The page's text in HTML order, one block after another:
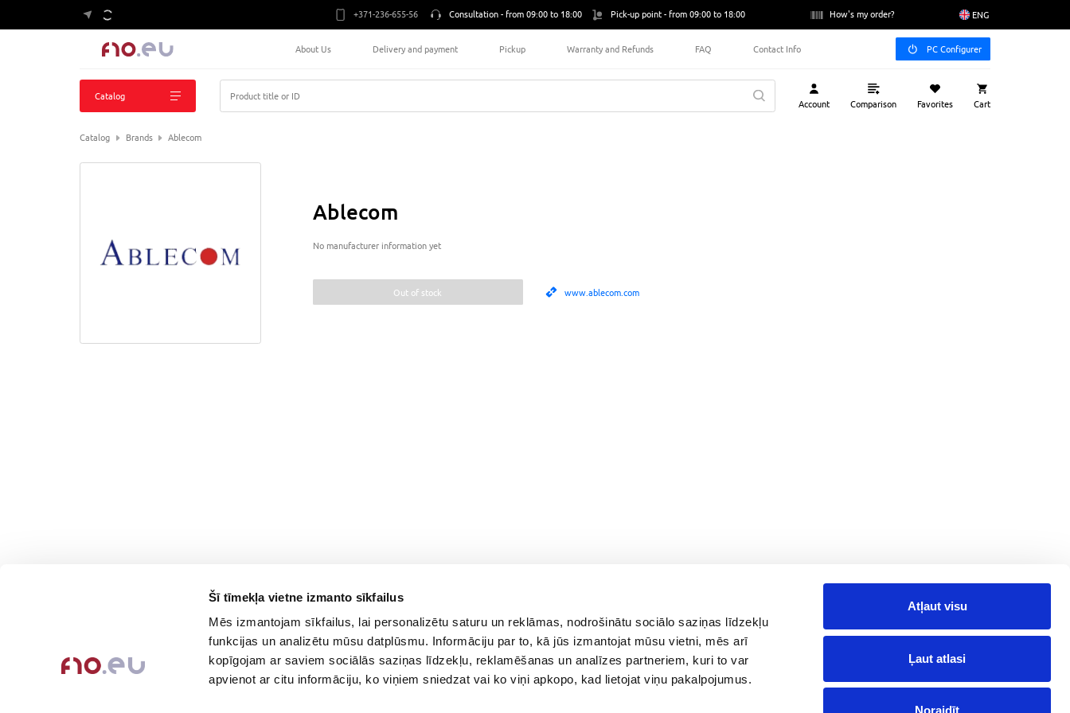
Šī tīmekļa vietne izmanto sīkfailus
Mēs izmantojam sīkfailus, lai personalizētu saturu un reklāmas, nodrošinātu sociālo saziņas līdzekļu
funkcijas un analizētu mūsu datplūsmu. Informāciju par to, kā jūs izmantojat mūsu vietni, mēs arī
kopīgojam ar saviem sociālās saziņas līdzekļu, reklamēšanas un analīzes partneriem, kuri to var
apvienot ar citu informāciju, ko viņiem sniedzat vai ko viņi apkopo, kad lietojat viņu pakalpojumus.
Atļaut visu
Ļaut atlasi
Noraidīt
+371-236-655-56 Consultation - from 09:00 to 18:00 Pick-up point - from 09:00 to 18:00 How's my order? ENG
About Us Delivery and payment Pickup Warranty and Refunds FAQ Contact Info PC Configurer
Catalog Product title or ID
Account Comparison Favorites Cart
Catalog Brands Ablecom
Ablecom
No manufacturer information yet
Out of stock www.ablecom.com
Lilas
About Us
Feedback
Delivery and payment
Warranty and Refunds
FAQ
PC Configurer
News
Follow Us on
Social Media